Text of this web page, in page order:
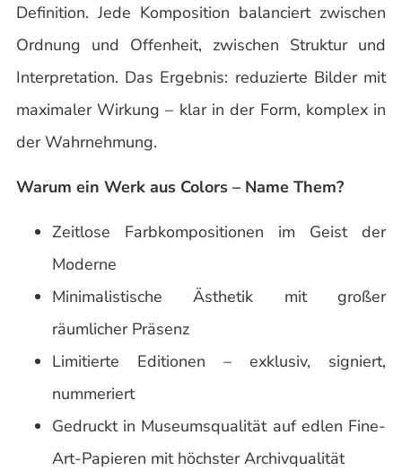
Definition. Jede Komposition balanciert zwischen
Ordnung und Offenheit, zwischen Struktur und
Interpretation. Das Ergebnis: reduzierte Bilder mit
maximaler Wirkung – klar in der Form, komplex in
der Wahrnehmung.
Warum ein Werk aus Colors – Name Them?
Zeitlose Farbkompositionen im Geist der
Moderne
Minimalistische Ästhetik mit großer
räumlicher Präsenz
Limitierte Editionen – exklusiv, signiert,
nummeriert
Gedruckt in Museumsqualität auf edlen Fine-
Art-Papieren mit höchster Archivqualität